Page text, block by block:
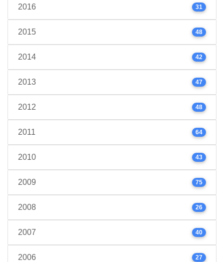
2016 31
2015 48
2014 42
2013 47
2012 48
2011 64
2010 43
2009 75
2008 26
2007 40
2006 27